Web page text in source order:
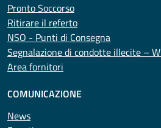
Pronto Soccorso
Ritirare il referto
NSO - Punti di Consegna
Segnalazione di condotte illecite –
Area fornitori
COMUNICAZIONE
News